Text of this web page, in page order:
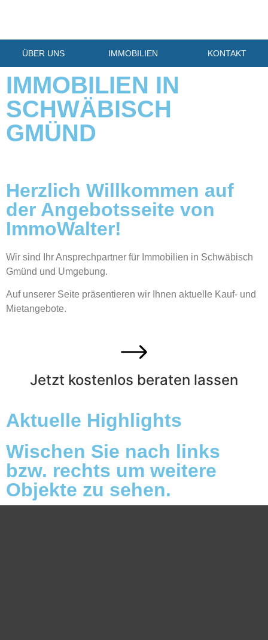
ÜBER UNS IMMOBILIEN KONTAKT
IMMOBILIEN IN
SCHWÄBISCH
GMÜND
Herzlich Willkommen auf
der Angebotsseite von
ImmoWalter!
Wir sind Ihr Ansprechpartner für Immobilien in Schwäbisch
Gmünd und Umgebung.
Auf unserer Seite präsentieren wir Ihnen aktuelle Kauf- und
Mietangebote.
Jetzt kostenlos beraten lassen
Aktuelle Highlights
Wischen Sie nach links
bzw. rechts um weitere
Objekte zu sehen.